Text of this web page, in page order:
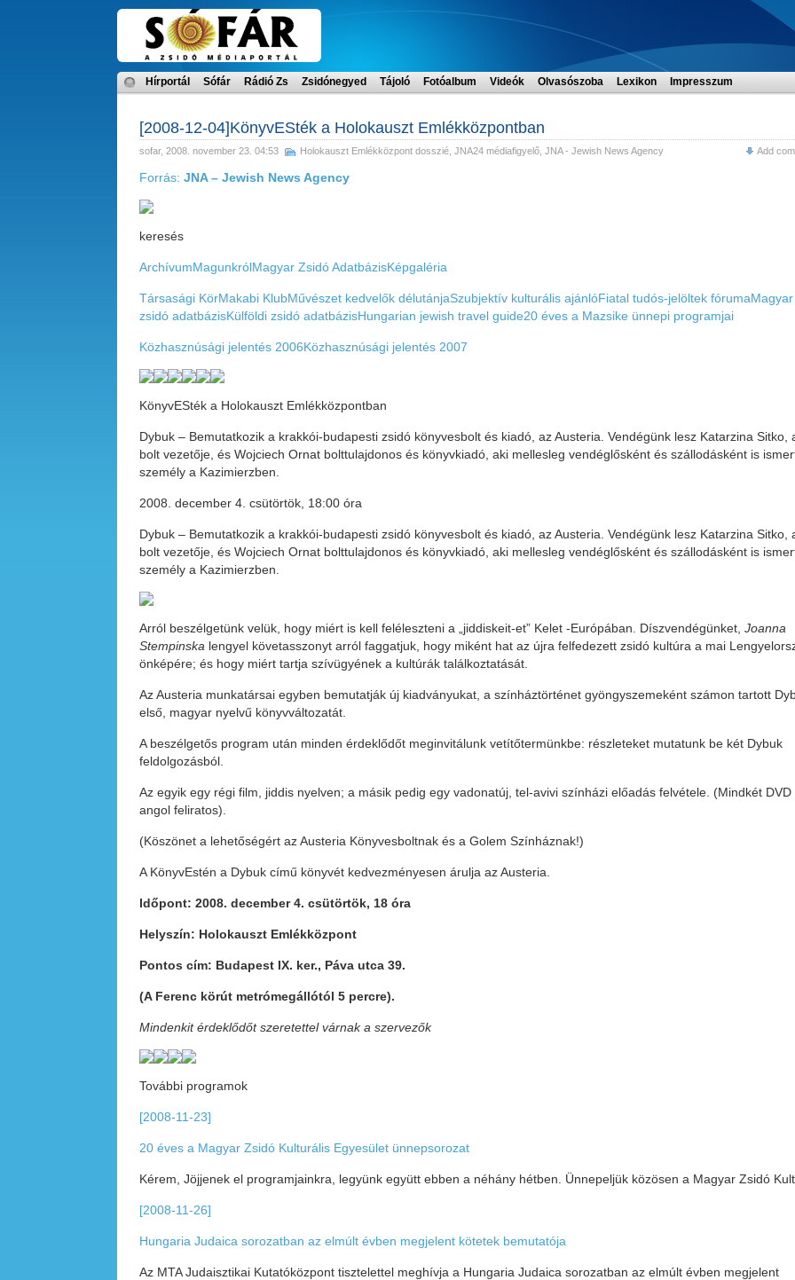
Hírportál Sófár Rádió Zs Zsidónegyed Tájoló Fotóalbum Videók Olvasószoba Lexikon Impresszum
[2008-12-04]KönyvESték a Holokauszt Emlékközpontban
sofar, 2008. november 23. 04:53 Holokauszt Emlékközpont dosszié JNA24 médiafigyelő JNA - Jewish News Agency Add
Forrás: JNA – Jewish News Agency
keresés
ArchívumMagunkrólMagyar Zsidó AdatbázisKépgaléria
Társasági KörMakabi KlubMűvészet kedvelők délutánjaSzubjektív kulturális ajánlóFiatal tudós-jelöltek fórumaMagyar
zsidó adatbázisKülföldi zsidó adatbázisHungarian jewish travel guide20 éves a Mazsike ünnepi programjai
Közhasznúsági jelentés 2006Közhasznúsági jelentés 2007
KönyvESték a Holokauszt Emlékközpontban
Dybuk – Bemutatkozik a krakkói-budapesti zsidó könyvesbolt és kiadó, az Austeria. Vendégünk lesz Katarzina Sitko,
bolt vezetője, és Wojciech Ornat bolttulajdonos és könyvkiadó, aki mellesleg vendéglősként és szállodásként is
személy a Kazimierzben.
2008. december 4. csütörtök, 18:00 óra
Dybuk – Bemutatkozik a krakkói-budapesti zsidó könyvesbolt és kiadó, az Austeria. Vendégünk lesz Katarzina Sitko,
bolt vezetője, és Wojciech Ornat bolttulajdonos és könyvkiadó, aki mellesleg vendéglősként és szállodásként is
személy a Kazimierzben.
Arról beszélgetünk velük, hogy miért is kell feléleszteni a „jiddiskeit-et” Kelet -Európában. Díszvendégünket, Joanna
Stempinska lengyel követasszonyt arról faggatjuk, hogy miként hat az újra felfedezett zsidó kultúra a mai
önképére; és hogy miért tartja szívügyének a kultúrák találkoztatását.
Az Austeria munkatársai egyben bemutatják új kiadványukat, a színháztörténet gyöngyszemeként számon tartott
első, magyar nyelvű könyvváltozatát.
A beszélgetős program után minden érdeklődőt meginvitálunk vetítőtermünkbe: részleteket mutatunk be két Dybuk
feldolgozásból.
Az egyik egy régi film, jiddis nyelven; a másik pedig egy vadonatúj, tel-avivi színházi előadás felvétele. (Mindkét DVD
angol feliratos).
(Köszönet a lehetőségért az Austeria Könyvesboltnak és a Golem Színháznak!)
A KönyvEstén a Dybuk című könyvét kedvezményesen árulja az Austeria.
Időpont: 2008. december 4. csütörtök, 18 óra
Helyszín: Holokauszt Emlékközpont
Pontos cím: Budapest IX. ker., Páva utca 39.
(A Ferenc körút metrómegállótól 5 percre).
Mindenkit érdeklődőt szeretettel várnak a szervezők
További programok
[2008-11-23]
20 éves a Magyar Zsidó Kulturális Egyesület ünnepsorozat
Kérem, Jöjjenek el programjainkra, legyünk együtt ebben a néhány hétben. Ünnepeljük közösen a Magyar Zsidó
[2008-11-26]
Hungaria Judaica sorozatban az elmúlt évben megjelent kötetek bemutatója
Az MTA Judaisztikai Kutatóközpont tisztelettel meghívja a Hungaria Judaica sorozatban az elmúlt évben megjelent